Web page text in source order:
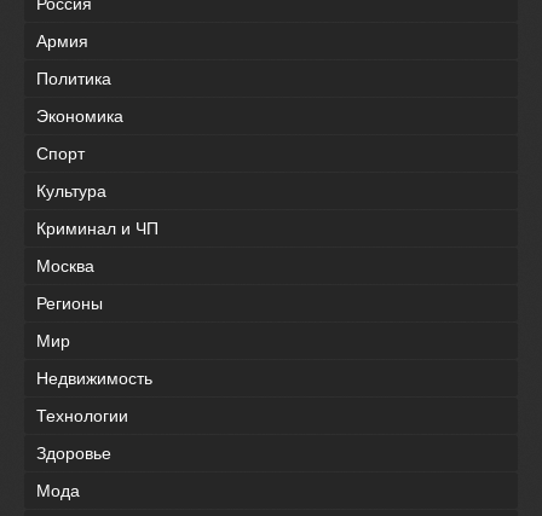
Армия
Политика
Экономика
Спорт
Культура
Криминал и ЧП
Москва
Регионы
Мир
Недвижимость
Технологии
Здоровье
Мода